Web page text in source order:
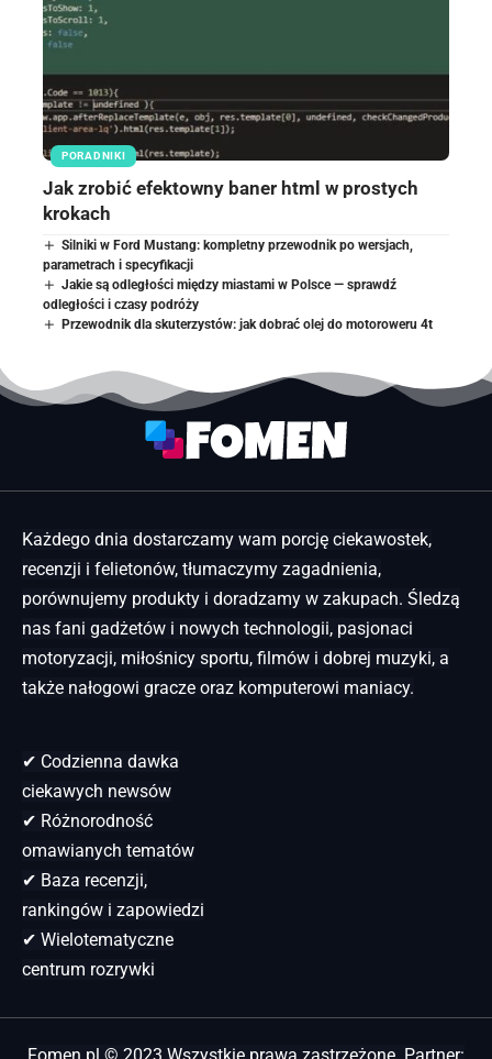
PORADNIKI
Jak zrobić efektowny baner html w prostych
krokach
Silniki w Ford Mustang: kompletny przewodnik po wersjach,
parametrach i specyfikacji
Jakie są odległości między miastami w Polsce — sprawdź
odległości i czasy podróży
Przewodnik dla skuterzystów: jak dobrać olej do motoroweru 4t
Każdego dnia dostarczamy wam porcję ciekawostek,
recenzji i felietonów, tłumaczymy zagadnienia,
porównujemy produkty i doradzamy w zakupach. Śledzą
nas fani gadżetów i nowych technologii, pasjonaci
motoryzacji, miłośnicy sportu, filmów i dobrej muzyki, a
także nałogowi gracze oraz komputerowi maniacy.
✔ Codzienna dawka
ciekawych newsów
✔ Różnorodność
omawianych tematów
✔ Baza recenzji,
rankingów i zapowiedzi
✔ Wielotematyczne
centrum rozrywki